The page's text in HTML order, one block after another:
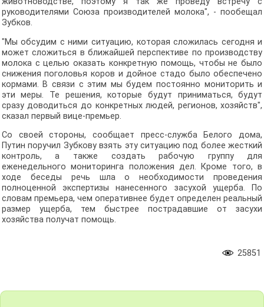
руководителями Союза производителей молока", - пообещал
Зубков.
"Мы обсудим с ними ситуацию, которая сложилась сегодня и
может сложиться в ближайшей перспективе по производству
молока с целью оказать конкретную помощь, чтобы не было
снижения поголовья коров и дойное стадо было обеспечено
кормами. В связи с этим мы будем постоянно мониторить и
эти меры. Те решения, которые будут приниматься, будут
сразу доводиться до конкретных людей, регионов, хозяйств",
сказал первый вице-премьер.
Со своей стороны, сообщает пресс-служба Белого дома,
Путин поручил Зубкову взять эту ситуацию под более жесткий
контроль, а также создать рабочую группу для
еженедельного мониторинга положения дел. Кроме того, в
ходе беседы речь шла о необходимости проведения
полноценной экспертизы нанесенного засухой ущерба. По
словам премьера, чем оперативнее будет определен реальный
размер ущерба, тем быстрее пострадавшие от засухи
хозяйства получат помощь.
25851